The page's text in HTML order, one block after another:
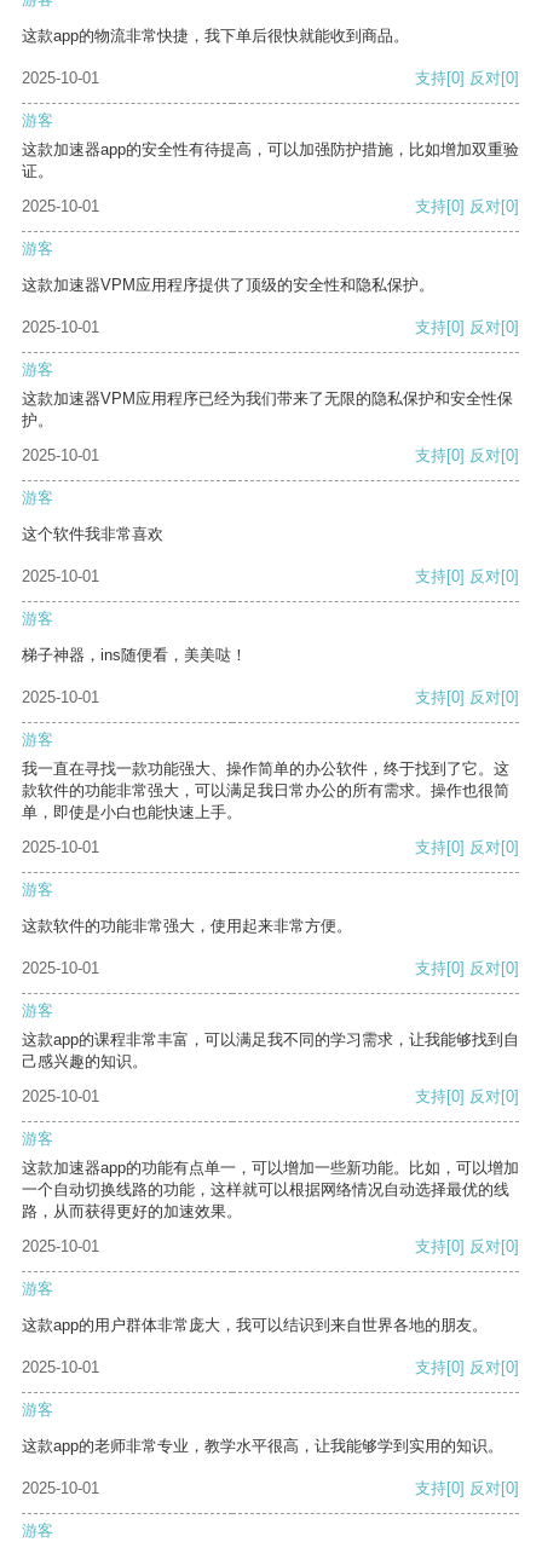
这款app的物流非常快捷，我下单后很快就能收到商品。
2025-10-01 支持[0] 反对[0]
游客
这款加速器app的安全性有待提高，可以加强防护措施，比如增加双重验
证。
2025-10-01
支持[0] 反对[0]
游客
这款加速器VPM应用程序提供了顶级的安全性和隐私保护。
2025-10-01 支持[0] 反对[0]
游客
这款加速器VPM应用程序已经为我们带来了无限的隐私保护和安全性保
护。
2025-10-01
支持[0] 反对[0]
游客
这个软件我非常喜欢
2025-10-01 支持[0] 反对[0]
游客
梯子神器，ins随便看，美美哒！
2025-10-01 支持[0] 反对[0]
游客
我一直在寻找一款功能强大、操作简单的办公软件，终于找到了它。这
款软件的功能非常强大，可以满足我日常办公的所有需求。操作也很简
单，即使是小白也能快速上手。
2025-10-01
支持[0] 反对[0]
游客
这款软件的功能非常强大，使用起来非常方便。
2025-10-01 支持[0] 反对[0]
游客
这款app的课程非常丰富，可以满足我不同的学习需求，让我能够找到自
己感兴趣的知识。
2025-10-01
支持[0] 反对[0]
游客
这款加速器app的功能有点单一，可以增加一些新功能。比如，可以增加
一个自动切换线路的功能，这样就可以根据网络情况自动选择最优的线
路，从而获得更好的加速效果。
2025-10-01
支持[0] 反对[0]
游客
这款app的用户群体非常庞大，我可以结识到来自世界各地的朋友。
2025-10-01 支持[0] 反对[0]
游客
这款app的老师非常专业，教学水平很高，让我能够学到实用的知识。
2025-10-01 支持[0] 反对[0]
游客